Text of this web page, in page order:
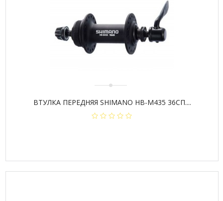
ВТУЛКА ПЕРЕДНЯЯ SHIMANO HB-M435 36СП....